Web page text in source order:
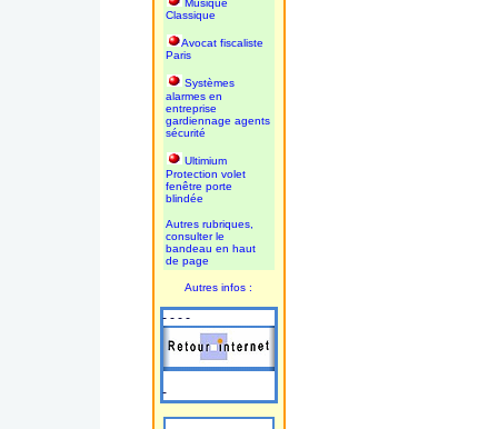
Musique
Classique
Avocat fiscaliste
Paris
Systèmes
alarmes en
entreprise
gardiennage agents
sécurité
Ultimium
Protection volet
fenêtre porte
blindée
Autres rubriques,
consulter le
bandeau en haut
de page
Autres infos :
- - - -
-